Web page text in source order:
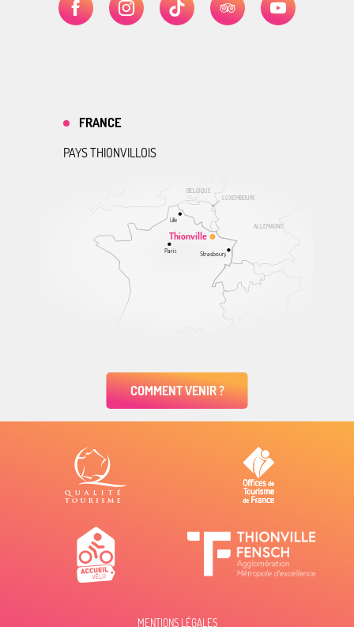
ALLEMAGNE
BELGIQUE
LUXEMBOURG
Thionville
Lille
Paris Strasbourg
FRANCE
PAYS THIONVILLOIS
COMMENT VENIR ?
MENTIONS LÉGALES